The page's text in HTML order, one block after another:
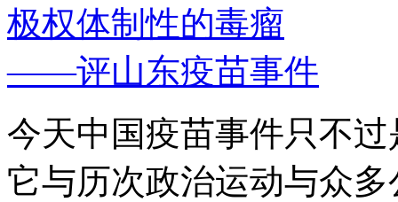
极权体制性的毒瘤
——评山东疫苗事件
今天中国疫苗事件只不
它与历次政治运动与众